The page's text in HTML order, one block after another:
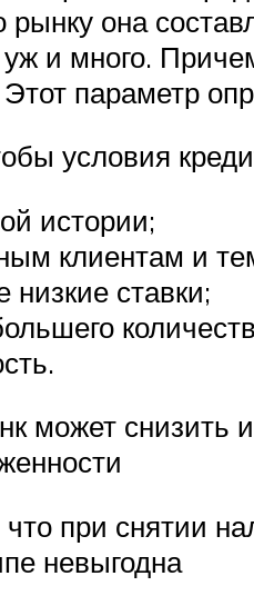
рынку она
и много.
параметр
условия
истории;
клиентам и
низкие ставки;
может снизить
при снятии
невыгодна